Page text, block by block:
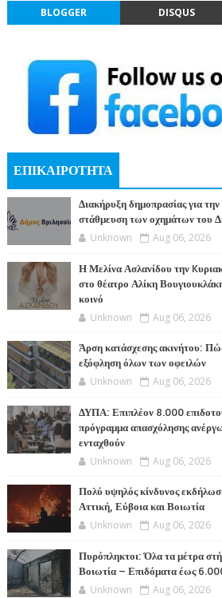
BLOGGER DISQUS
ΕΠΙΚΑΙΡΟΤΗΤΑ
Διακήρυξη δημοπρασίας για
στάθμευση των οχημάτων του
Unknown Aug 06, 2026
Η Μελίνα Ασλανίδου την
στο θέατρο Αλίκη
κοινό
Unknown Aug 06, 2026
Άρση κατάσχεσης ακινήτου:
εξόφληση όλων των οφειλών
Unknown Aug 06, 2026
ΔΥΠΑ: Επιπλέον 8.000
πρόγραμμα απασχόλησης
ενταχθούν
Unknown Aug 06, 2026
Πολύ υψηλός κίνδυνος
Αττική, Εύβοια και Βοιωτία
Unknown Aug 06, 2026
Πυρόπληκτοι: Όλα τα μέτρα
Βοιωτία – Επιδόματα έως
Unknown Aug 06, 2026